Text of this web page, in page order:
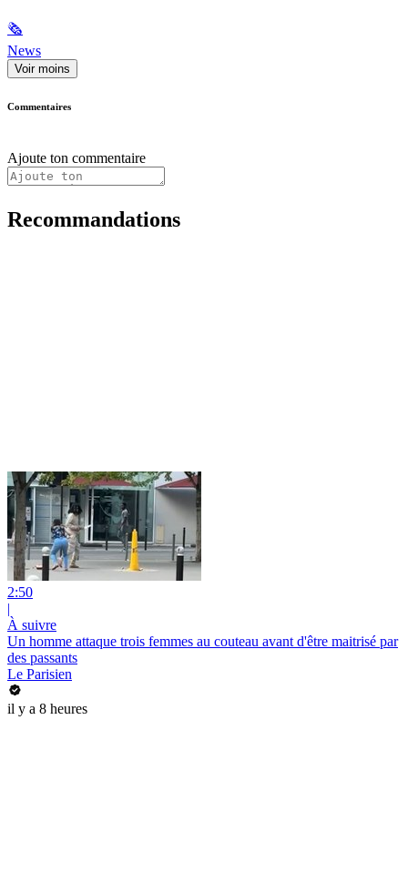
🗞
News
Voir moins
Commentaires
Ajoute ton commentaire
Recommandations
2:50
|
À suivre
Un homme attaque trois femmes au couteau avant d'être maitrisé par
des passants
Le Parisien
il y a 8 heures